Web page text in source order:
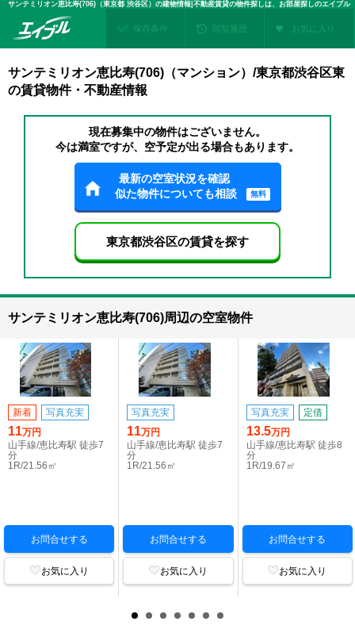
サンテミリオン恵比寿(706)（東京都 渋谷区）の建物情報|不動産賃貸の物件探しは、お部屋探しのエイブル
保存条件 閲覧履歴 お気に入り
サンテミリオン恵比寿(706)（マンション）/東京都渋谷区東
の賃貸物件・不動産情報
現在募集中の物件はございません。
今は満室ですが、空予定が出る場合もあります。
最新の空室状況を確認
似た物件についても相談
無料
東京都渋谷区の賃貸を探す
サンテミリオン恵比寿(706)周辺の空室物件
新着 写真充実
11万円
山手線/恵比寿駅 徒歩7
分
1R/21.56㎡
お問合せする
お気に入り
写真充実
11万円
山手線/恵比寿駅 徒歩7
分
1R/21.56㎡
お問合せする
お気に入り
写真充実 定借
13.5万円
山手線/恵比寿駅 徒歩8
分
1R/19.67㎡
お問合せする
お気に入り